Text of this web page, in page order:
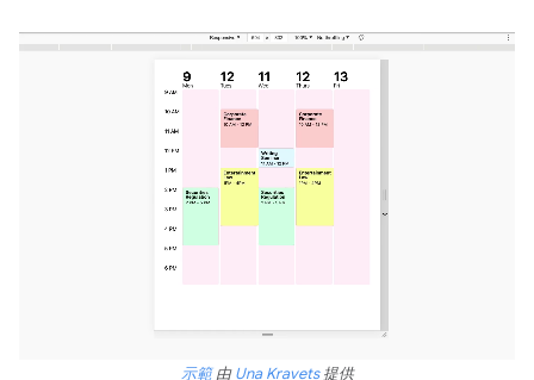
示範由Una Kravets提供